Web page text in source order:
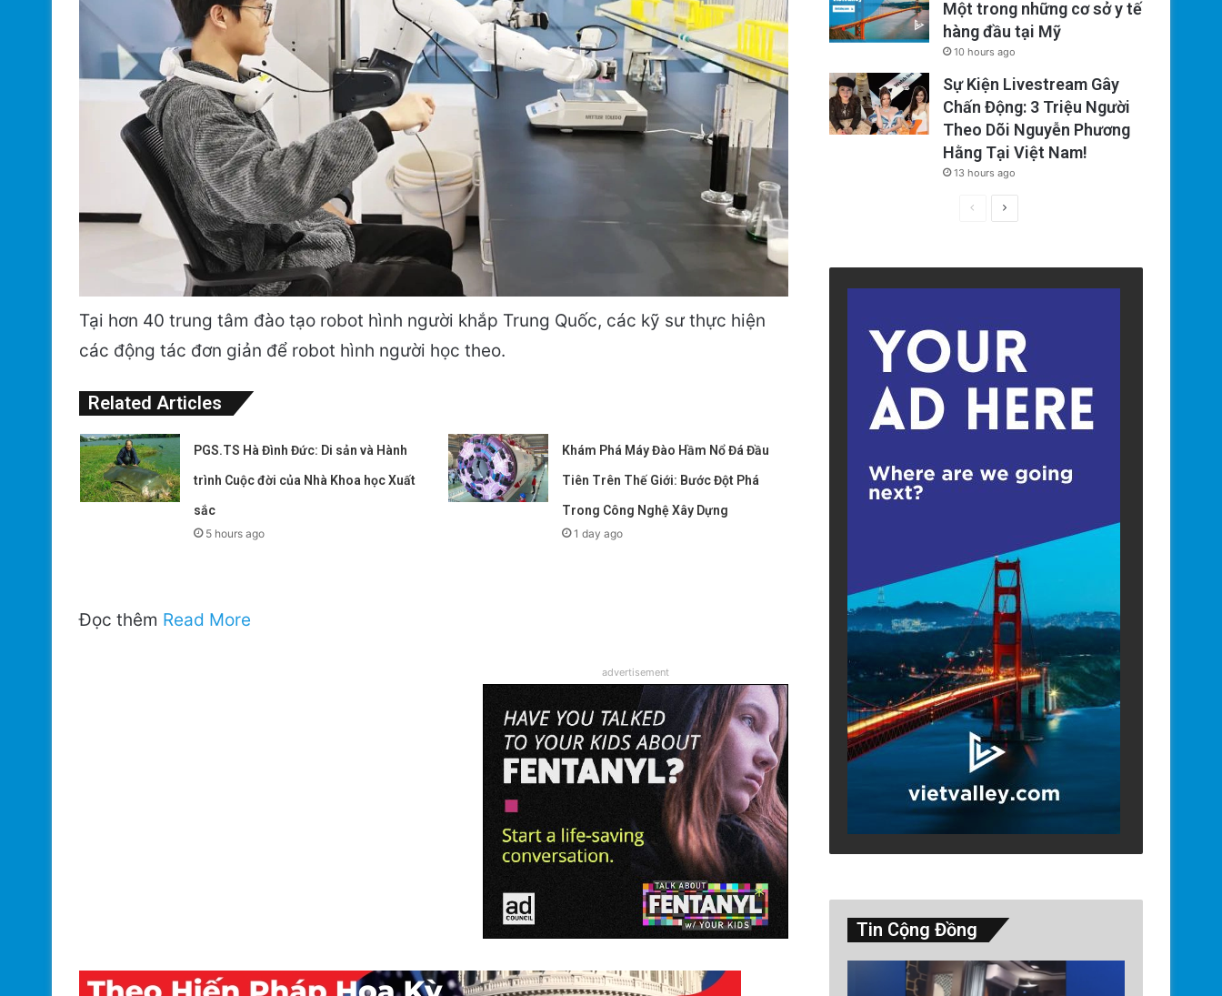
Tại hơn 40 trung tâm đào tạo robot hình người khắp Trung Quốc, các kỹ sư thực hiện
các động tác đơn giản để robot hình người học theo.
Related Articles
PGS.TS Hà Đình Đức: Di sản và Hành
trình Cuộc đời của Nhà Khoa học Xuất
sắc
5 hours ago
Khám Phá Máy Đào Hầm Nổ Đá Đầu
Tiên Trên Thế Giới: Bước Đột Phá
Trong Công Nghệ Xây Dựng
1 day ago
Đọc thêm Read More
advertisement
Một trong những cơ sở y tế
hàng đầu tại Mỹ
10 hours ago
Sự Kiện Livestream Gây
Chấn Động: 3 Triệu Người
Theo Dõi Nguyễn Phương
Hằng Tại Việt Nam!
13 hours ago
PreviousNext
Tin Cộng Đồng